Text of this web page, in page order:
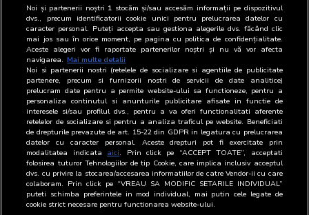
prin site-uri specializate (ex: google, profishare,
facebook etc.), pentru cele din urmÄƒ monitorizarea
furnizând doar prezenÅ£a campaniilor publicitare ÅŸi nu
volumul înregistrat de acestea.
MIPO este parte integranta din Monitorizarea
InvestiÅ£iilor în Publicitate (MIP), studiul realizat de
BRAT ce pune la dispoziÅ£ia pieÅ£ii de media ÅŸi
publicitate, informaÅ£ii complete despre campaniile
publicitare desfÄƒÅŸurate în cadrul publicaÅ£iilor
tipÄƒrite, emisiunilor staÅ£iilor radio, site-uri web ÅŸi
locaÅ£ii OOH, utilizand standarde comune de
monitorizare ÅŸi raportare pentru cele 4 medii.
Pentru mai multe informatii ne puteti contacta la
Noi și partenerii noștri 1 stocăm și/sau accesăm informații pe dispozitivul
dvs., precum identificatorii cookie unici pentru prelucrarea datelor cu
caracter personal. Puteți accepta sau gestiona alegerile dvs. făcând clic
mai jos sau în orice moment, pe pagina cu politica de confidențialitate.
Aceste alegeri vor fi raportate partenerilor noștri și nu vă vor afecta
navigarea. Mai multe detalii
Noi si partenerii nostri (retelele de socializare si agentiile de publicitate
partenere, precum si furnizorii nostri de servicii de date analitice)
prelucram date pentru a permite website-ului sa functioneze, pentru a
personaliza continutul si anunturile publicitare afisate in functie de
interesele si/sau profilul dvs., pentru a va oferi functionalitati aferente
retelelor de socializare si pentru a analiza traficul pe website. Beneficiati
de drepturile prevazute de art. 15-22 din GDPR in legatura cu prelucrarea
datelor cu caracter personal. Aceste drepturi pot fi exercitate prin
modalitatea indicata aici. Prin click pe “ACCEPT TOATE”, acceptati
folosirea tuturor Tehnologiilor de tip Cookie, care implica inclusiv acceptul
dvs. cu privire la stocarea/accesarea informatiilor de catre Vendor-ii cu care
colaboram. Prin click pe “VREAU SA MODIFIC SETARILE INDIVIDUAL”
puteti schimba preferintele in mod individual, mai putin cele legate de
cookie strict necesare pentru functionarea website-ului.